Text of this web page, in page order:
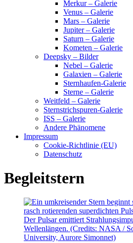
Merkur – Galerie
Venus – Galerie
Mars – Galerie
Jupiter – Galerie
Saturn – Galerie
Kometen – Galerie
Deepsky – Bilder
Nebel – Galerie
Galaxien – Galerie
Sternhaufen-Galerie
Sterne – Galerie
Weitfeld – Galerie
Sternstrichspuren-Galerie
ISS – Galerie
Andere Phänomene
Impressum
Cookie-Richtlinie (EU)
Datenschutz
Begleitstern